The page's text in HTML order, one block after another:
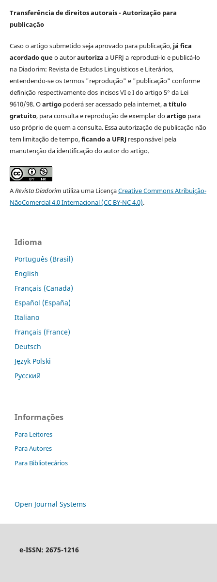
Transferência de direitos autorais - Autorização para
publicação
Caso o artigo submetido seja aprovado para publicação, já fica
acordado queo autorautoriza a UFRJ a reproduzi-lo e publicá-lo
na Diadorim: Revista de Estudos Linguísticos e Literários,
entendendo-se os termos "reprodução" e "publicação" conforme
definição respectivamente dos incisos VI e I do artigo 5° da Lei
9610/98. Oartigopoderá ser acessado pela internet,a título
gratuito, para consulta e reprodução de exemplar doartigopara
uso próprio de quem a consulta. Essa autorização de publicação não
tem limitação de tempo,ficando a UFRJresponsável pela
manutenção da identificação do autor do artigo.
ARevista Diadorimutiliza uma LicençaCreative Commons Atribuição-
NãoComercial 4.0 Internacional (CC BY-NC 4.0).
Idioma
Português (Brasil)
English
Français (Canada)
Español (España)
Italiano
Français (France)
Deutsch
Język Polski
Русский
Informações
Para Leitores
Para Autores
Para Bibliotecários
Open Journal Systems
e-ISSN: 2675-1216